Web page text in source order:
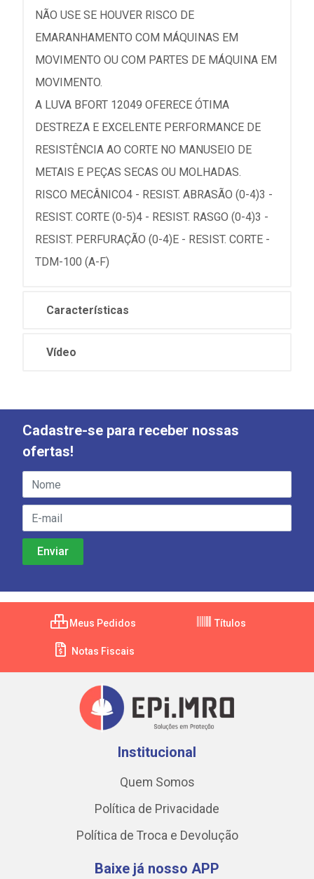
NÃO USE SE HOUVER RISCO DE
EMARANHAMENTO COM MÁQUINAS EM
MOVIMENTO OU COM PARTES DE MÁQUINA EM
MOVIMENTO.
A LUVA BFORT 12049 OFERECE ÓTIMA
DESTREZA E EXCELENTE PERFORMANCE DE
RESISTÊNCIA AO CORTE NO MANUSEIO DE
METAIS E PEÇAS SECAS OU MOLHADAS.
RISCO MECÂNICO4 - RESIST. ABRASÃO (0-4)3 -
RESIST. CORTE (0-5)4 - RESIST. RASGO (0-4)3 -
RESIST. PERFURAÇÃO (0-4)E - RESIST. CORTE -
TDM-100 (A-F)
Características
Vídeo
Cadastre-se para receber nossas
ofertas!
Meus Pedidos Títulos
Notas Fiscais
Institucional
Quem Somos
Política de Privacidade
Política de Troca e Devolução
Baixe já nosso APP